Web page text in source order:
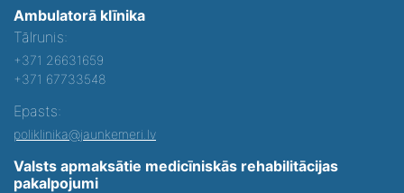
Ambulatorā klīnika
Tālrunis:
+371 26631659
+371 67733548
Epasts:
poliklinika@jaunkemeri.lv
Valsts apmaksātie medicīniskās rehabilitācijas
pakalpojumi